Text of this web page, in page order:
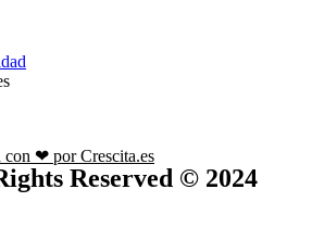
con ❤ por Crescita.es
Reserved © 2024